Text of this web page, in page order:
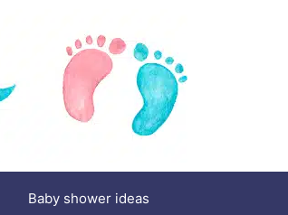
Baby shower ideas